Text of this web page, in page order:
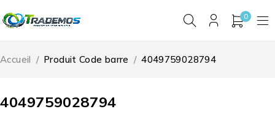
0
4049759028794
Accueil / Produit Code barre / 4049759028794